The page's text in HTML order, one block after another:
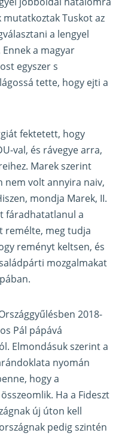
mutatkoztak Tuskot az
a lengyel
a magyar
egyszer s
tette, hogy ejti a
fektetett, hogy
val, és rávegye arra,
Marek szerint
nem volt annyira naiv,
mondja Marek, II.
fáradhatatlanul a
remélte, meg tudja
reményt keltsen, és
mozgalmakat
2018-
Pál pápává
Elmondásuk szerint a
nyomán
hogy a
Ha a Fideszt
új úton kell
pedig szintén